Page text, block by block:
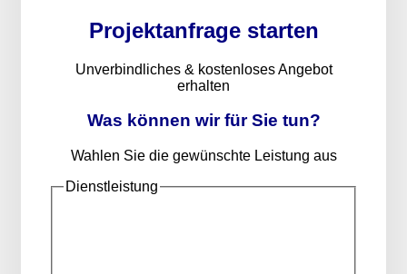
Projektanfrage starten
Unverbindliches & kostenloses Angebot
erhalten
Was können wir für Sie tun?
Wahlen Sie die gewünschte Leistung aus
Dienstleistung